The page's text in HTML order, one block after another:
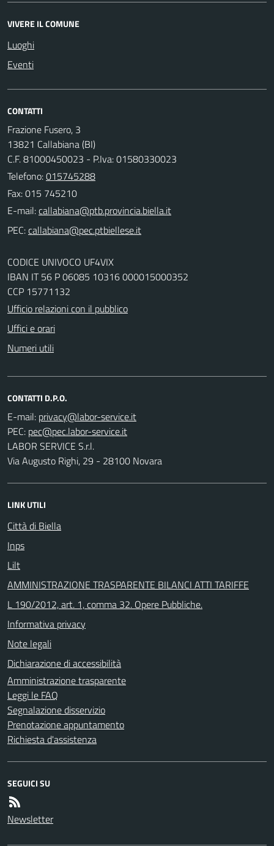
VIVERE IL COMUNE
Luoghi
Eventi
CONTATTI
Frazione Fusero, 3
13821 Callabiana (BI)
C.F. 81000450023 - P.Iva: 01580330023
Telefono:015745288
Fax: 015 745210
E-mail:
PEC:
CODICE UNIVOCO UF4VIX
IBAN IT 56 P 06085 10316 000015000352
CCP 15771132
Ufficio relazioni con il pubblico
Uffici e orari
Numeri utili
CONTATTI D.P.O.
E-mail:
PEC:
LABOR SERVICE S.r.l.
Via Augusto Righi, 29 - 28100 Novara
LINK UTILI
Città di Biella
Inps
Lilt
AMMINISTRAZIONE TRASPARENTE BILANCI ATTI TARIFFE
L 190/2012, art. 1, comma 32. Opere Pubbliche.
Informativa privacy
Note legali
Dichiarazione di accessibilità
Amministrazione trasparente
Leggi le FAQ
Segnalazione disservizio
Prenotazione appuntamento
Richiesta d'assistenza
SEGUICI SU
Newsletter